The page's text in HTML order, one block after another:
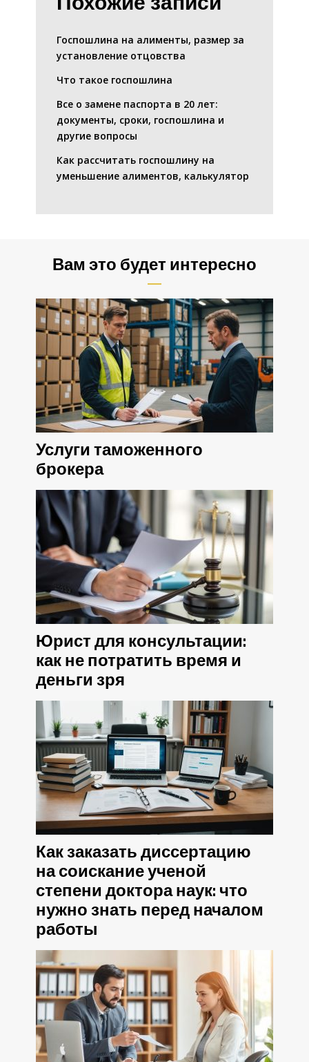
Госпошлина на алименты, размер за
установление отцовства
Что такое госпошлина
Все о замене паспорта в 20 лет:
документы, сроки, госпошлина и
другие вопросы
Как рассчитать госпошлину на
уменьшение алиментов, калькулятор
Вам это будет интересно
Услуги таможенного
брокера
Юрист для консультации:
как не потратить время и
деньги зря
Как заказать диссертацию
на соискание ученой
степени доктора наук: что
нужно знать перед началом
работы